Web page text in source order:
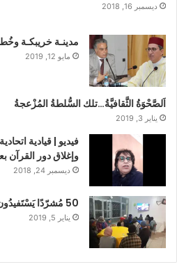
ديسمبر 16, 2018
مدينـة خريبكـة
مايو 12, 2019
اَلصَّحْوَةُ الثَّقافيَّةُ…تلك السُّلطةُ المُزْعجةُ
يناير 3, 2019
فيديو | قيادية
وإغلاق دور
ديسمبر 24, 2018
50 مُشرّدًا يَسْتَفيدُون من “عملية دفء” بخريبكة
يناير 5, 2019